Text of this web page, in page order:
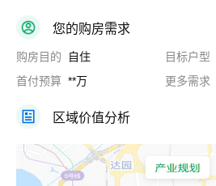
您的购房需求
购房目的 自住 目标户型
首付预算 **万 更多需求
区域价值分析